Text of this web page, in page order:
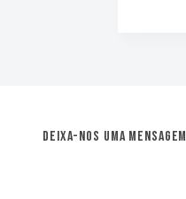
Deixa-nos uma mensagem